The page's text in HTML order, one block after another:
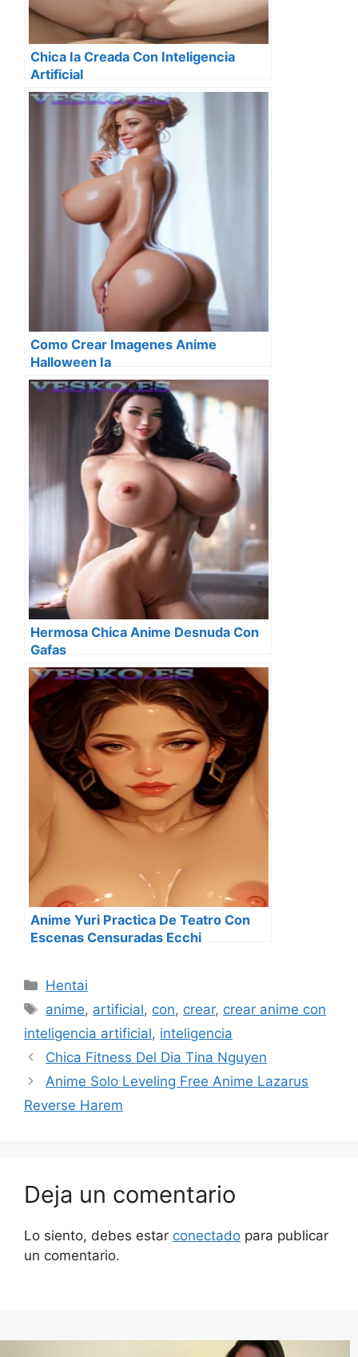
Chica Ia Creada Con Inteligencia
Artificial
Como Crear Imagenes Anime
Halloween Ia
Hermosa Chica Anime Desnuda Con
Gafas
Anime Yuri Practica De Teatro Con
Escenas Censuradas Ecchi
Categorías
Hentai
Etiquetas
anime, artificial, con, crear, crear anime con
inteligencia artificial, inteligencia
Chica Fitness Del Dia Tina Nguyen
Anime Solo Leveling Free Anime Lazarus
Reverse Harem
Deja un comentario
Lo siento, debes estar conectado para publicar
un comentario.